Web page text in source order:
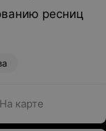
ресниц
На карте